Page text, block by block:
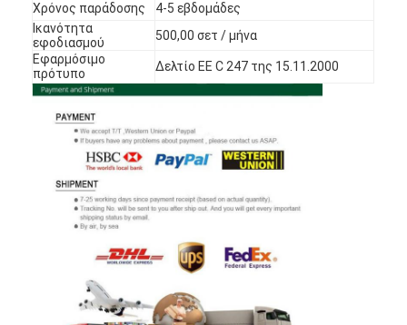
Χρόνος παράδοσης
4-5 εβδομάδες
Ικανότητα
εφοδιασμού
500,00 σετ / μήνα
Εφαρμόσιμο
πρότυπο
Δελτίο ΕΕ C 247 της 15.11.2000